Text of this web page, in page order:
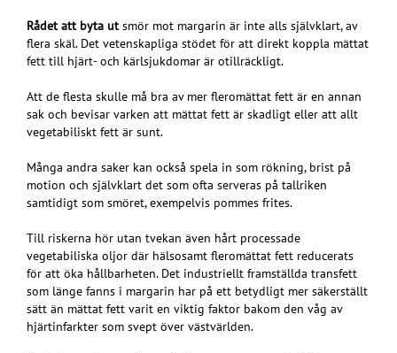
Rådet att byta utsmör mot margarin är inte alls självklart, av
flera skäl. Det vetenskapliga stödet för att direkt koppla mättat
fett till hjärt- och kärlsjukdomar är otillräckligt.
Att de flesta skulle må bra av mer fleromättat fett är en annan
sak och bevisar varken att mättat fett är skadligt eller att allt
vegetabiliskt fett är sunt.
Många andra saker kan också spela in som rökning, brist på
motion och självklart det som ofta serveras på tallriken
samtidigt som smöret, exempelvis pommes frites.
Till riskerna hör utan tvekan även hårt processade
vegetabiliska oljor där hälsosamt fleromättat fett reducerats
för att öka hållbarheten. Det industriellt framställda transfett
som länge fanns i margarin har på ett betydligt mer säkerställt
sätt än mättat fett varit en viktig faktor bakom den våg av
hjärtinfarkter som svept över västvärlden.